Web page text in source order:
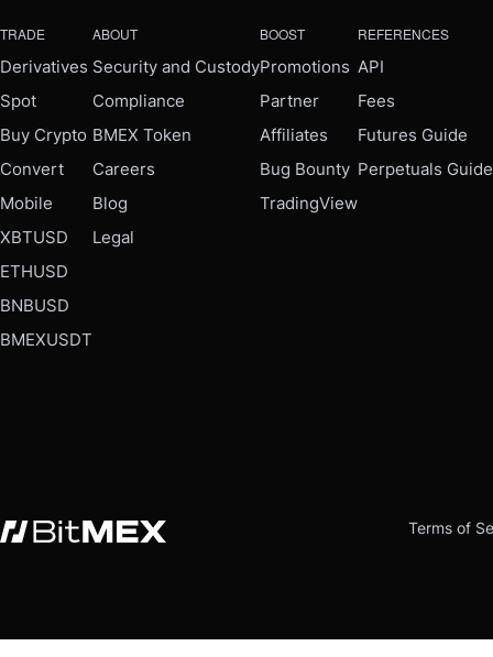
TRADE
Derivatives
Spot
Buy Crypto
Convert
Mobile
XBTUSD
ETHUSD
BNBUSD
BMEXUSDT
ABOUT
Security and Custody
Compliance
BMEX Token
Careers
Blog
Legal
BOOST
Promotions
Partner
Affiliates
Bug Bounty
TradingView
REFERENCES
API
Fees
Futures Guide
Perpetuals Guide
Terms of